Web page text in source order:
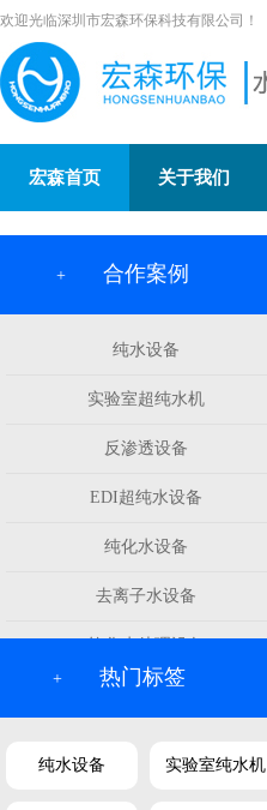
欢迎光临深圳市宏森环保科技有限公司！
宏森首页 关于我们
+ 合作案例
纯水设备
实验室超纯水机
反渗透设备
EDI超纯水设备
纯化水设备
去离子水设备
+
热门标签
纯水设备 实验室纯水机